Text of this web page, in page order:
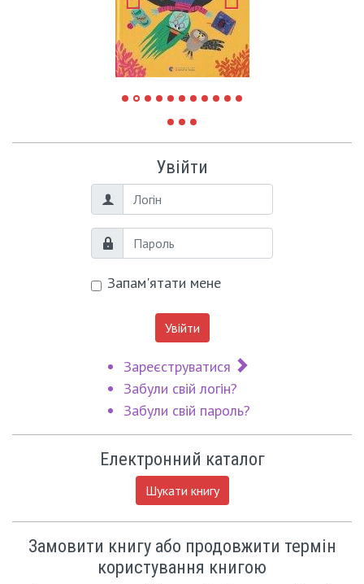
Увійти
Логін
Пароль
Запам'ятати мене
Увійти
Зареєструватися
Забули свій логін?
Забули свій пароль?
Електронний каталог
Шукати книгу
Замовити книгу або продовжити термін
користування книгою